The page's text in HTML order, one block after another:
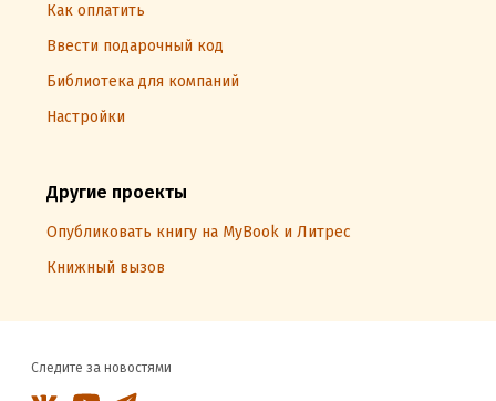
Как оплатить
Ввести подарочный код
Библиотека для компаний
Настройки
Другие проекты
Опубликовать книгу на MyBook и Литрес
Книжный вызов
Следите за новостями